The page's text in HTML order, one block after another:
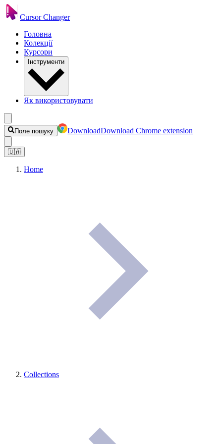
Cursor Changer
Головна
Колекції
Курсори
Інструменти
Як використовувати
Поле пошуку DownloadDownload Chrome extension
🇺🇦
Home
Collections